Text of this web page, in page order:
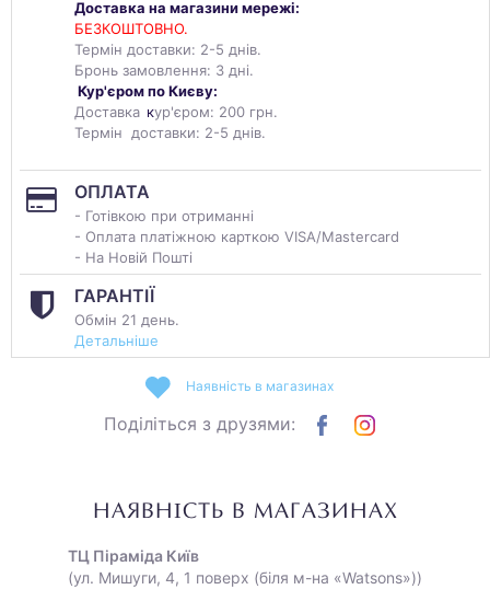
Доставка на магазини мережі:
БЕЗКОШТОВНО.
Термін доставки: 2-5 днів.
Бронь замовлення: 3 дні.
Кур'єром по Києву:
Доставка кур'єром: 200 грн.
Термін доставки: 2-5 днів.
ОПЛАТА
- Готівкою при отриманні
- Оплата платіжною карткою VISA/Mastercard
- На Новій Пошті
ГАРАНТІЇ
Обмін 21 день.
Детальніше
Наявність в магазинах
Поділіться з друзями:
НАЯВНІСТЬ В МАГАЗИНАХ
ТЦ Піраміда Київ
(ул. Мишуги, 4, 1 поверх (біля м-на «Watsons»))